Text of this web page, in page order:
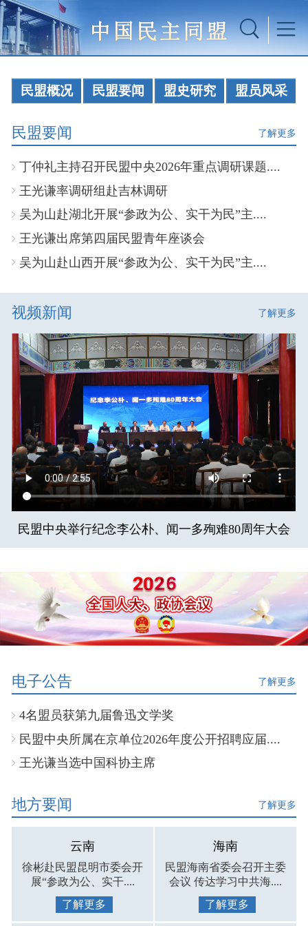
民盟概况 民盟要闻 盟史研究 盟员风采
民盟要闻 了解更多
丁仲礼主持召开民盟中央2026年重点调研课题....
王光谦率调研组赴吉林调研
吴为山赴湖北开展“参政为公、实干为民”主....
王光谦出席第四届民盟青年座谈会
吴为山赴山西开展“参政为公、实干为民”主....
视频新闻 了解更多
民盟中央举行纪念李公朴、闻一多殉难80周年大会
电子公告 了解更多
4名盟员获第九届鲁迅文学奖
民盟中央所属在京单位2026年度公开招聘应届....
王光谦当选中国科协主席
地方要闻 了解更多
云南
徐彬赴民盟昆明市委会开
展“参政为公、实干....
了解更多
海南
民盟海南省委会召开主委
会议 传达学习中共海....
了解更多